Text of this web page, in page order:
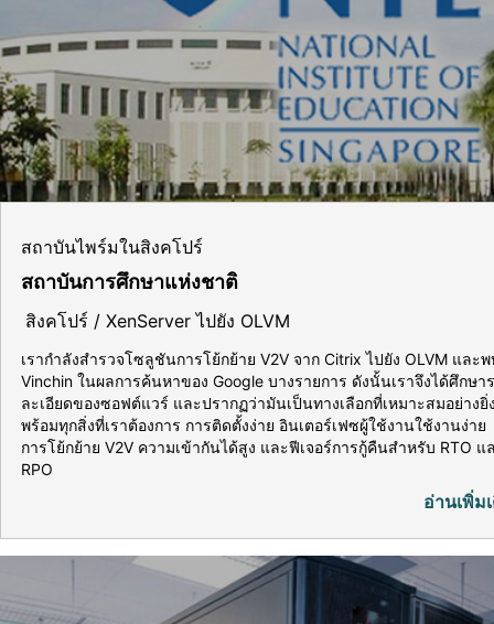
สถาบันไพร์มในสิงคโปร์
สถาบันการศึกษาแห่งชาติ
สิงคโปร์ / XenServer ไปยัง OLVM
เรากำลังสำรวจโซลูชันการโย้กย้าย V2V จาก Citrix ไปยัง OLVM และ
Vinchin ในผลการค้นหาของ Google บางรายการ ดังนั้นเราจึงได้ศึกษา
ละเอียดของซอฟต์แวร์ และปรากฏว่ามันเป็นทางเลือกที่เหมาะสมอย่างยิ่
พร้อมทุกสิ่งที่เราต้องการ การติดตั้งง่าย อินเตอร์เฟซผู้ใช้งานใช้งานง่าย
การโย้กย้าย V2V ความเข้ากันได้สูง และฟีเจอร์การกู้คืนสำหรับ RTO แ
RPO
อ่านเพิ่ม